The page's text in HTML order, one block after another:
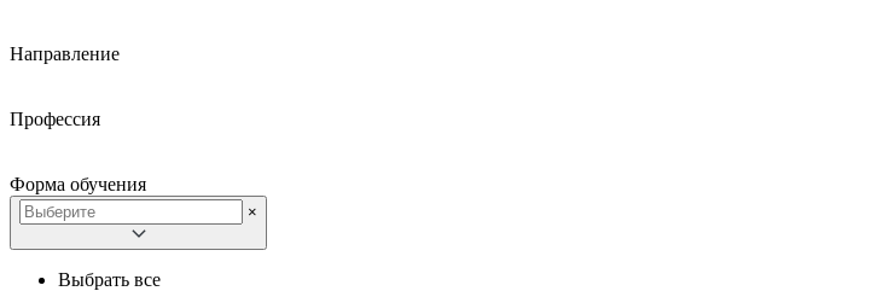
Направление
Профессия
Форма обучения
×
Выбрать все